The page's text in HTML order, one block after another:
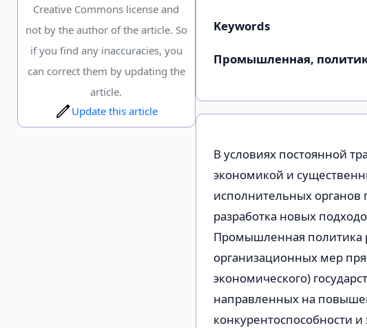
Creative Commons license and
not by the author of the article. So
if you find any inaccuracies, you
can correct them by updating the
article.
Update this article
Keywords
Промышленная,
В условиях постоянной
экономикой и
исполнительных органов
разработка новых
Промышленная политика
организационных мер
экономического)
направленных на
конкурентоспособности